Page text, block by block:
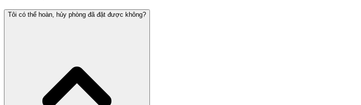
Tôi có thể hoàn, hủy phòng đã đặt được không?